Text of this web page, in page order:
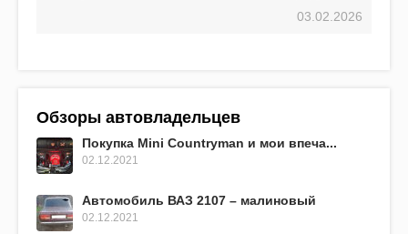
03.02.2026
Обзоры автовладельцев
Покупка Mini Countryman и мои впеча...
02.12.2021
Автомобиль ВАЗ 2107 – малиновый
02.12.2021